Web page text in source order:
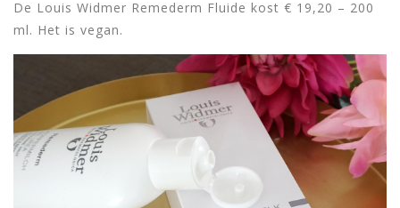
De Louis Widmer Remederm Fluide kost € 19,20 – 200
ml. Het is vegan.